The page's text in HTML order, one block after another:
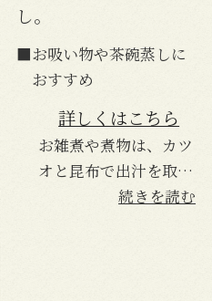
し。
■お吸い物や茶碗蒸しに
おすすめ
詳しくはこちら
お雑煮や煮物は、カツ
オと昆布で出汁を取っ
ていましたが、こちら
続きを読む